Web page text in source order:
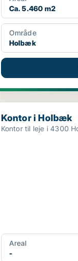
Ca. 5.460 m2
Område
Holbæk
i Holbæk
Kontor i Holbæk
Kontor til leje i 4300
Areal
-